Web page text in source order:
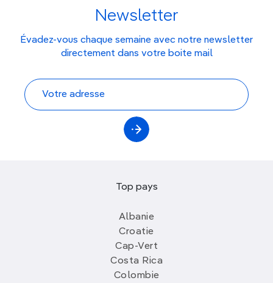
Newsletter
Évadez-vous chaque semaine avec notre newsletter
directement dans votre boite mail
Top pays
Albanie
Croatie
Cap-Vert
Costa Rica
Colombie